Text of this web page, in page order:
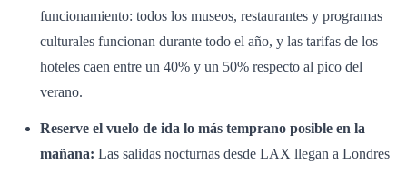
funcionamiento: todos los museos, restaurantes y programas
culturales funcionan durante todo el año, y las tarifas de los
hoteles caen entre un 40% y un 50% respecto al pico del
verano.
Reserve el vuelo de ida lo más temprano posible en la
mañana: Las salidas nocturnas desde LAX llegan a Londres